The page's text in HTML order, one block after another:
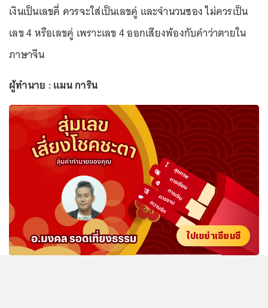
เงินเป็นเลขคี่ ควรจะใส่เป็นเลขคู่ และจำนวนซอง ไม่ควรเป็น
เลข 4 หรือเลขคู่ เพราะเลข 4 ออกเสียงพ้องกับคำว่าตายใน
ภาษาจีน
ผู้ทำนาย : แมน การิน
ไปเขย่าเซียมซี